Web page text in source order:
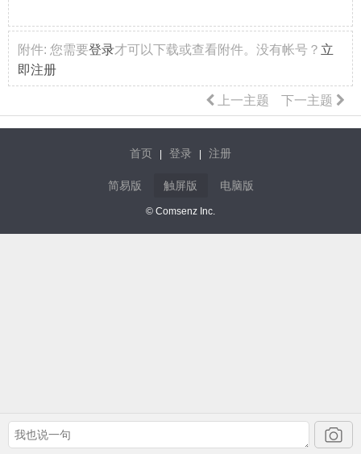
附件: 您需要登录才可以下载或查看附件。没有帐号？ 立
即注册
下一主题
上一主题
首页 登录 注册
简易版 触屏版 电脑版
© Comsenz Inc.